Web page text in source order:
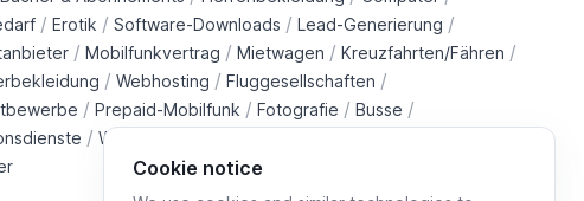
Cookie notice
/ Erotik / Software-Downloads / Lead-Generierung /
/ Mobilfunkvertrag / Mietwagen / Kreuzfahrten/Fähren /
/ Webhosting / Fluggesellschaften /
/ Prepaid-Mobilfunk / Fotografie / Busse /
/ Wohltätigkeitsorganisationen